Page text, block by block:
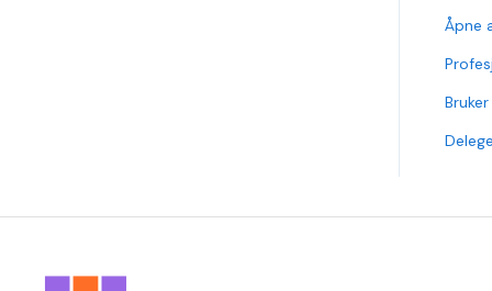
Åpne